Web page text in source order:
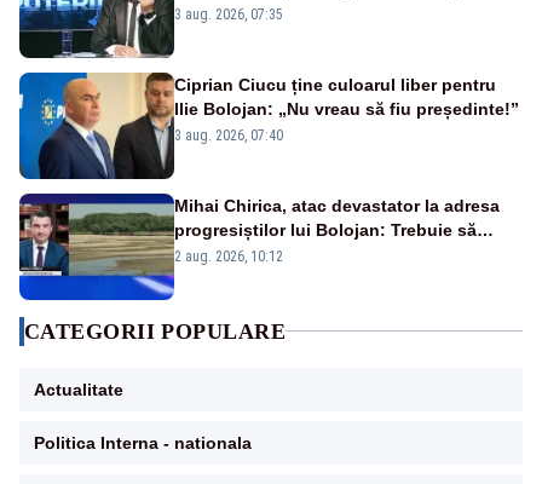
țipă mai tare, ci pe proiecte”
3 aug. 2026, 07:35
Ciprian Ciucu ține culoarul liber pentru
Ilie Bolojan: „Nu vreau să fiu președinte!”
3 aug. 2026, 07:40
Mihai Chirica, atac devastator la adresa
progresiștilor lui Bolojan: Trebuie să
protejăm și natura, dar nu șținem omaneii
2 aug. 2026, 10:12
CATEGORII POPULARE
Actualitate
Politica Interna - nationala